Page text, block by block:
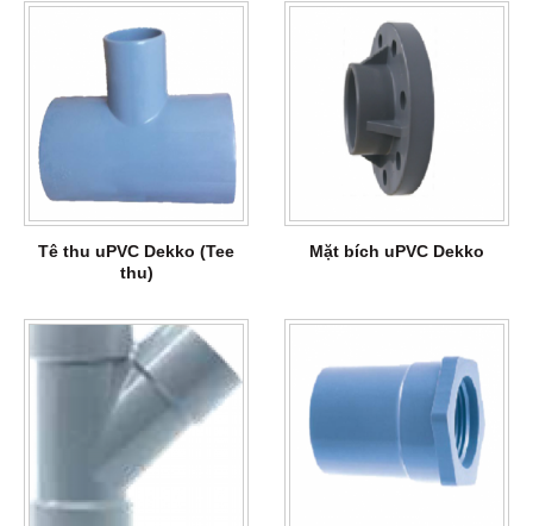
Tê thu uPVC Dekko (Tee
thu)
Mặt bích uPVC Dekko